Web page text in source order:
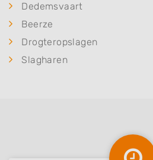
Dedemsvaart
Beerze
Drogteropslagen
Slagharen